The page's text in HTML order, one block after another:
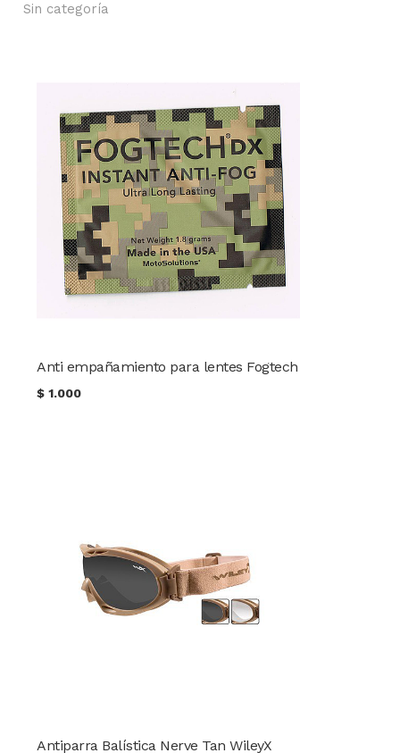
Sin categoría
Anti empañamiento para lentes Fogtech
$1.000
Antiparra Balística Nerve Tan WileyX